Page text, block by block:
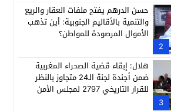
2
حسن الدرهم يفتح ملفات العقار والريع
والتنمية بالأقاليم الجنوبية: أين تذهب
الأموال المرصودة للمواطن؟
3
هلال: إبقاء قضية الصحراء المغربية
ضمن أجندة لجنة الـ24 متجاوز بالنظر
للقرار التاريخي 2797 لمجلس الأمن